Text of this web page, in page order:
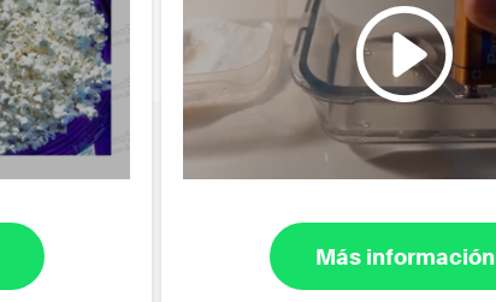
Más información